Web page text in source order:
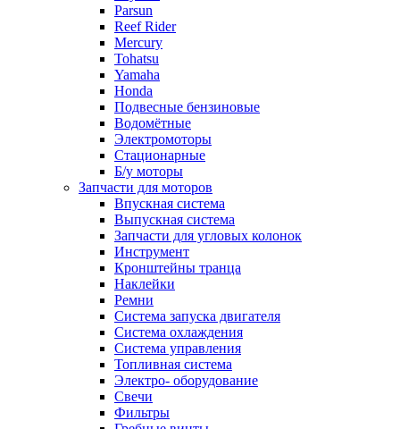
Parsun
Reef Rider
Mercury
Tohatsu
Yamaha
Honda
Подвесные бензиновые
Водомётные
Электромоторы
Стационарные
Б/у моторы
Запчасти для моторов
Впускная система
Выпускная система
Запчасти для угловых колонок
Инструмент
Кронштейны транца
Наклейки
Ремни
Система запуска двигателя
Система охлаждения
Система управления
Топливная система
Электро- оборудование
Свечи
Фильтры